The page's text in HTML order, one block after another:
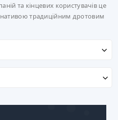
та кінцевих користувачів це
традиційним дротовим